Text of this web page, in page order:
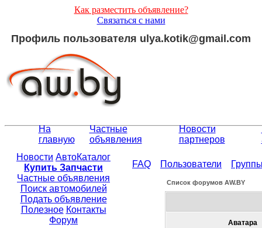
Как разместить объявление?
Связаться с нами
Профиль пользователя ulya.kotik@gmail.com
На
главную
Частные
объявления
Новости
партнеров
Новости АвтоКаталог
Купить Запчасти
Частные объявления
Поиск автомобилей
Подать объявление
Полезное Контакты
Форум
FAQ Пользователи
Список форумов АW.BY
Аватара